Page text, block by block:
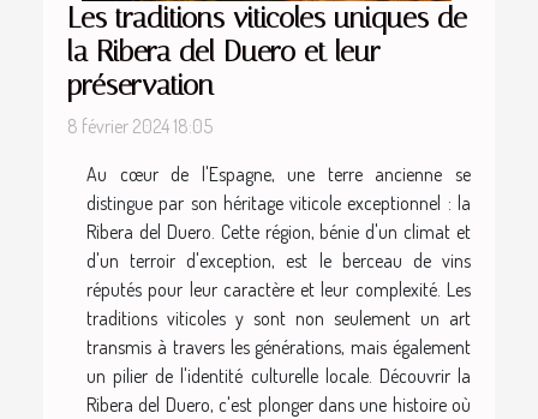
Les traditions viticoles uniques de
la Ribera del Duero et leur
préservation
8 février 2024 18:05
Au cœur de l'Espagne, une terre ancienne se
distingue par son héritage viticole exceptionnel : la
Ribera del Duero. Cette région, bénie d'un climat et
d'un terroir d'exception, est le berceau de vins
réputés pour leur caractère et leur complexité. Les
traditions viticoles y sont non seulement un art
transmis à travers les générations, mais également
un pilier de l'identité culturelle locale. Découvrir la
Ribera del Duero, c'est plonger dans une histoire où